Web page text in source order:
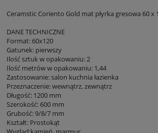
Ceramstic Coriento Gold mat płyrka gresowa 60 x
DANE TECHNICZNE
Format: 60x120
Gatunek: pierwszy
Ilość sztuk w opakowaniu: 2
Ilość metrów w opakowaniu: 1,44
Zastosowanie: salon kuchnia łazienka
Przeznaczenie: wewnątrz, zewnątrz
Długość: 1200 mm
Szerokość: 600 mm
Grubość: 9/8/7 mm
Kształt: Prostokąt